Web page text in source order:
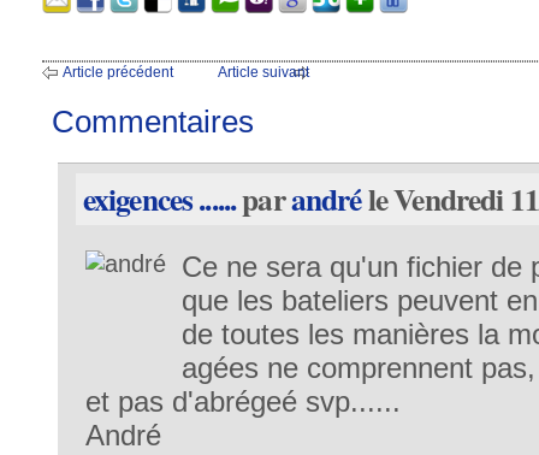
Article précédent Article suivant
Commentaires
exigences ......parandréle Vendredi
Ce ne sera qu'un fichier de
que les bateliers peuvent
de toutes les manières la
agées ne comprennent
et pas d'abrégeé svp......
André